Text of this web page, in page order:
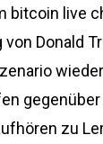
bitcoin live
von Donald
gegenüber
zu